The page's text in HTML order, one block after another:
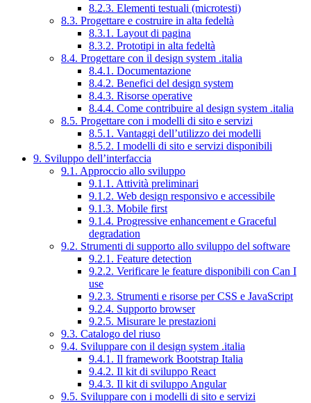
8.2.3. Elementi testuali (microtesti)
8.3. Progettare e costruire in alta fedeltà
8.3.1. Layout di pagina
8.3.2. Prototipi in alta fedeltà
8.4. Progettare con il design system .italia
8.4.1. Documentazione
8.4.2. Benefici del design system
8.4.3. Risorse operative
8.4.4. Come contribuire al design system .italia
8.5. Progettare con i modelli di sito e servizi
8.5.1. Vantaggi dell’utilizzo dei modelli
8.5.2. I modelli di sito e servizi disponibili
9. Sviluppo dell’interfaccia
9.1. Approccio allo sviluppo
9.1.1. Attività preliminari
9.1.2. Web design responsivo e accessibile
9.1.3. Mobile first
9.1.4. Progressive enhancement e Graceful
degradation
9.2. Strumenti di supporto allo sviluppo del software
9.2.1. Feature detection
9.2.2. Verificare le feature disponibili con Can I
use
9.2.3. Strumenti e risorse per CSS e JavaScript
9.2.4. Supporto browser
9.2.5. Misurare le prestazioni
9.3. Catalogo del riuso
9.4. Sviluppare con il design system .italia
9.4.1. Il framework Bootstrap Italia
9.4.2. Il kit di sviluppo React
9.4.3. Il kit di sviluppo Angular
9.5. Sviluppare con i modelli di sito e servizi